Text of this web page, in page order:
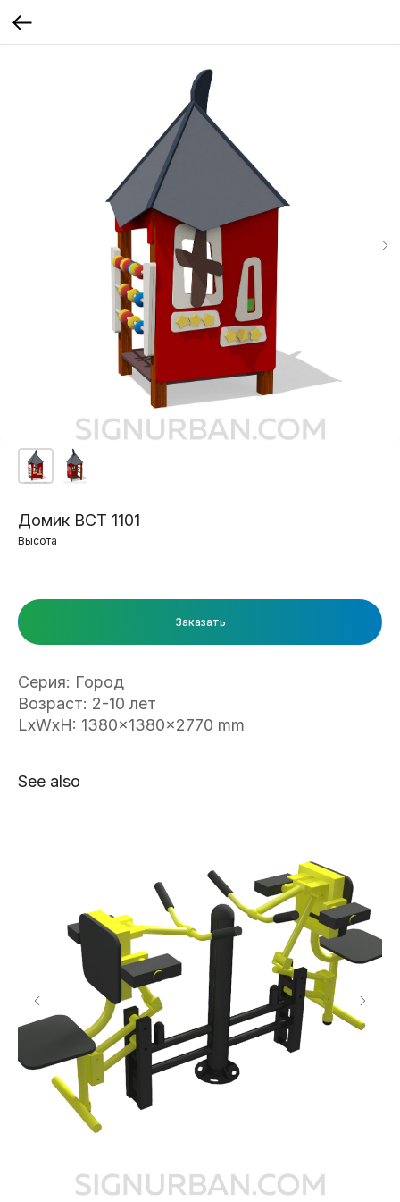
Домик ВСТ 1101
Высота
Заказать
Серия: Город
Возраст: 2-10 лет
LxWxH: 1380x1380x2770 mm
See also